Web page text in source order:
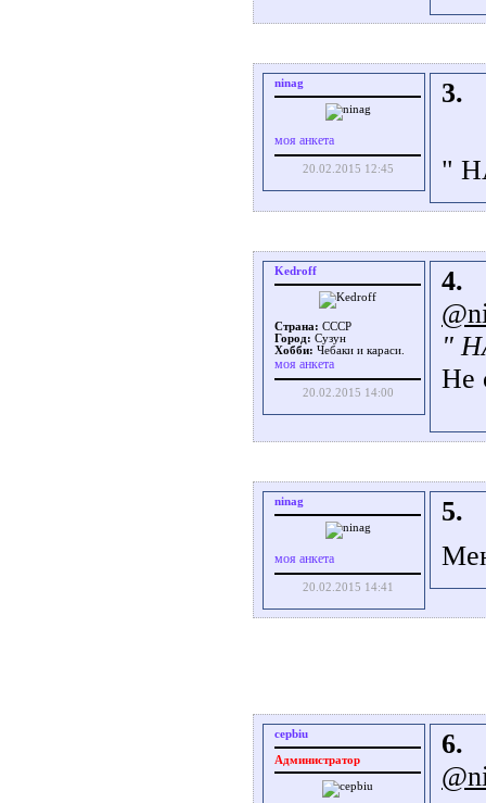
ninag
моя анкета
20.02.2015 12:45
3.
"
Kedroff
Страна: СССР
Город: Сузун
Хобби: Чебаки и караси.
моя анкета
20.02.2015 14:00
4.
"
Не
ninag
моя анкета
20.02.2015 14:41
5.
cepbiu
Администратор
6.